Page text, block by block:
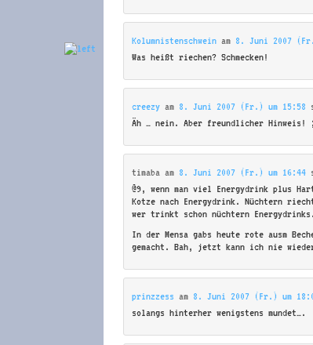
Kolumnistenschwein am 8. Juni 2007
Was heißt riechen? Schmecken!
creezy am 8. Juni 2007 (Fr.) um 15:58
Äh … nein. Aber freundlicher Hinweis!
timaba am 8. Juni 2007 (Fr.) um 16:44
@9, wenn man viel Energydrink plus
Kotze nach Energydrink. Nüchtern
wer trinkt schon nüchtern Energydrinks.
In der Mensa gabs heute rote ausm
gemacht. Bah, jetzt kann ich nie
prinzzess am 8. Juni 2007 (Fr.) um
solangs hinterher wenigstens mundet….